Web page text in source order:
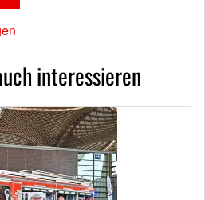
interessieren